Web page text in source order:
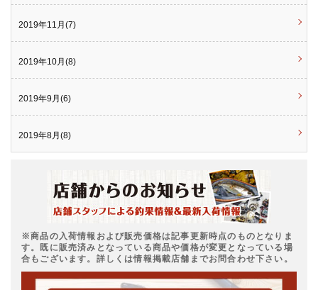
2019年11月(7)
2019年10月(8)
2019年9月(6)
2019年8月(8)
※商品の入荷情報および販売価格は記事更新時点のものとなりま
す。既に販売済みとなっている商品や価格が変更となっている場
合もございます。詳しくは情報掲載店舗までお問合わせ下さい。